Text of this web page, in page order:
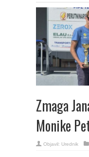
Zmaga
Monike
Objavil: Urednik